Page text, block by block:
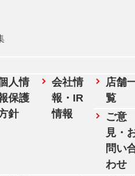
人情
保護
針
会社情
報・IR
情報
店舗
覧
ご意
見・
問い
わせ